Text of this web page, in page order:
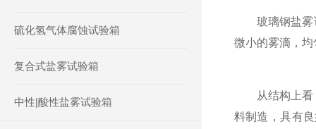
硫化氢气体腐蚀试验箱
复合式盐雾试验箱
中性|酸性盐雾试验箱
玻璃钢盐雾试
微小的雾滴，
从结构上看，
料制造，具有